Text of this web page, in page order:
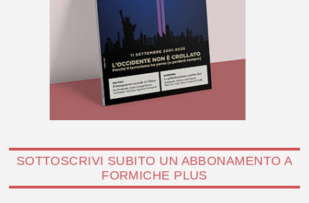
SOTTOSCRIVI SUBITO UN ABBONAMENTO A
FORMICHE PLUS